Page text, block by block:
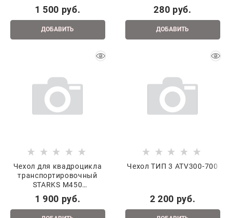
1 500 руб.
ДОБАВИТЬ
280 руб.
ДОБАВИТЬ
Чехол для квадроцикла
транспортировочный
STARKS M450
(105/220/107)
1 900 руб.
Чехол ТИП 3 ATV300-700
2 200 руб.